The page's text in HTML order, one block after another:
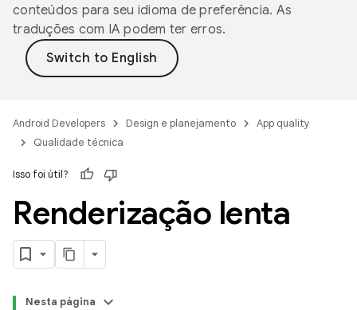
conteúdos para seu idioma de preferência. As
traduções com IA podem ter erros.
Android Developers Design e planejamento
App quality
Qualidade técnica
Isso foi útil?
Renderização lenta
Nesta página